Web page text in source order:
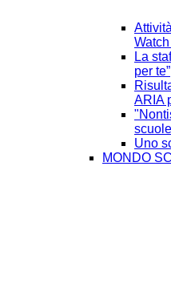
La
per te”
ARIA
Uno
MONDO